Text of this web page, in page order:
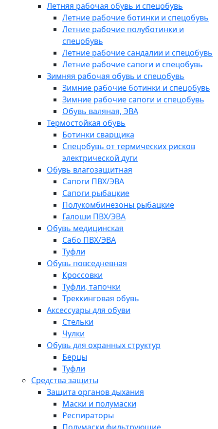
Летняя рабочая обувь и спецобувь
Летние рабочие ботинки и спецобувь
Летние рабочие полуботинки и
спецобувь
Летние рабочие сандалии и спецобувь
Летние рабочие сапоги и спецобувь
Зимняя рабочая обувь и спецобувь
Зимние рабочие ботинки и спецобувь
Зимние рабочие сапоги и спецобувь
Обувь валяная, ЭВА
Термостойкая обувь
Ботинки сварщика
Спецобувь от термических рисков
электрической дуги
Обувь влагозащитная
Сапоги ПВХ/ЭВА
Сапоги рыбацкие
Полукомбинезоны рыбацкие
Галоши ПВХ/ЭВА
Обувь медицинская
Сабо ПВХ/ЭВА
Туфли
Обувь повседневная
Кроссовки
Туфли, тапочки
Треккинговая обувь
Аксессуары для обуви
Стельки
Чулки
Обувь для охранных структур
Берцы
Туфли
Средства защиты
Защита органов дыхания
Маски и полумаски
Респираторы